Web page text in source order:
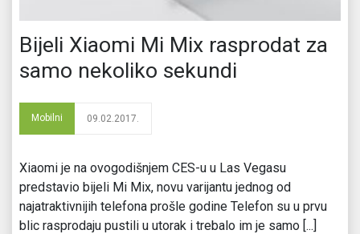
Bijeli Xiaomi Mi Mix rasprodat za
samo nekoliko sekundi
Mobilni 09.02.2017.
Xiaomi je na ovogodišnjem CES-u u Las Vegasu
predstavio bijeli Mi Mix, novu varijantu jednog od
najatraktivnijih telefona prošle godine Telefon su u prvu
blic rasprodaju pustili u utorak i trebalo im je samo [...]